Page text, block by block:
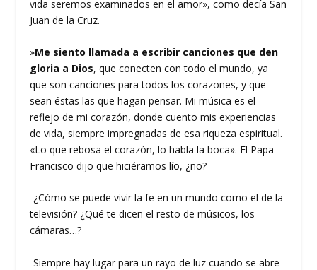
vida seremos examinados en el amor», como decía San
Juan de la Cruz.
»Me siento llamada a escribir canciones que den
gloria a Dios, que conecten con todo el mundo, ya
que son canciones para todos los corazones, y que
sean éstas las que hagan pensar. Mi música es el
reflejo de mi corazón, donde cuento mis experiencias
de vida, siempre impregnadas de esa riqueza espiritual.
«Lo que rebosa el corazón, lo habla la boca». El Papa
Francisco dijo que hiciéramos lío, ¿no?
-¿Cómo se puede vivir la fe en un mundo como el de la
televisión? ¿Qué te dicen el resto de músicos, los
cámaras…?
-Siempre hay lugar para un rayo de luz cuando se abre